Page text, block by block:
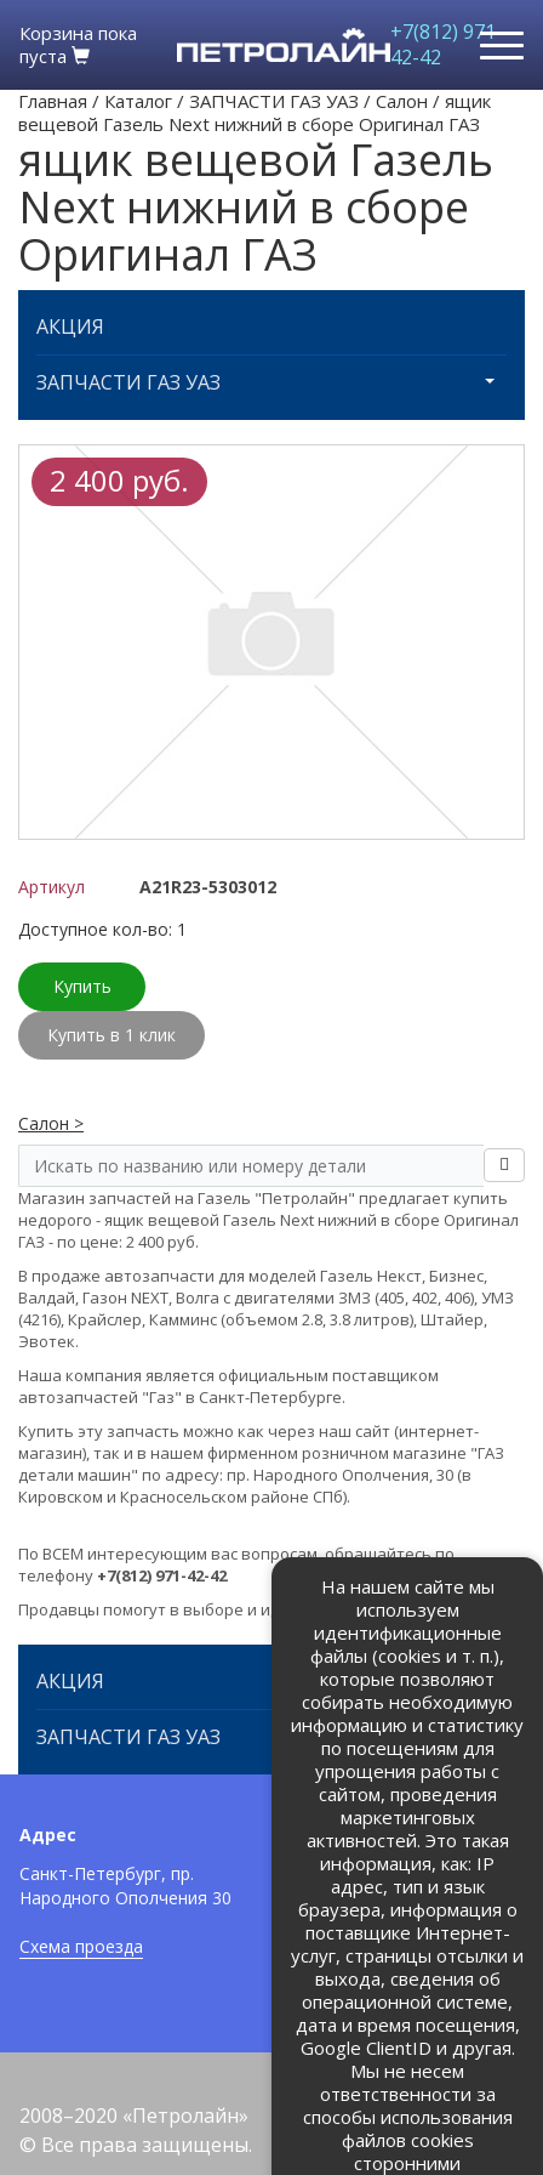
Корзина пока
пуста
+7(812) 971-
42-42
Главная / Каталог / ЗАПЧАСТИ ГАЗ УАЗ / Салон / ящик
вещевой Газель Next нижний в сборе Оригинал ГАЗ
ящик вещевой Газель
Next нижний в сборе
Оригинал ГАЗ
АКЦИЯ
ЗАПЧАСТИ ГАЗ УАЗ
2 400 руб.
Артикул
А21R23-5303012
Доступное кол-во: 1
Купить
Купить в 1 клик
Салон >
Магазин запчастей на Газель "Петролайн" предлагает купить
недорого - ящик вещевой Газель Next нижний в сборе Оригинал
ГАЗ - по цене: 2 400 руб.
В продаже автозапчасти для моделей Газель Некст, Бизнес,
Валдай, Газон NEXT, Волга с двигателями ЗМЗ (405, 402, 406), УМЗ
(4216), Крайслер, Камминс (объемом 2.8, 3.8 литров), Штайер,
Эвотек.
Наша компания является официальным поставщиком
автозапчастей "Газ" в Санкт-Петербурге.
Купить эту запчасть можно как через наш сайт (интернет-
магазин), так и в нашем фирменном розничном магазине "ГАЗ
детали машин" по адресу: пр. Народного Ополчения, 30 (в
Кировском и Красносельском районе СПб).
По ВСЕМ интересующим вас вопросам, обращайтесь по
телефону +7(812) 971-42-42
Продавцы помогут в выборе и идентификации товара.
АКЦИЯ
ЗАПЧАСТИ ГАЗ УАЗ
Адрес
Санкт-Петербург, пр.
Народного Ополчения 30
Схема проезда
Телефоны:
+7 (812) 971-42-42
Политика об обработке и
защите персональных данных
Соглашение на обработку
персональных данных
2008–2020 «Петролайн»
© Все права защищены.
На нашем сайте мы
используем
идентификационные
файлы (cookies и т. п.),
которые позволяют
собирать необходимую
информацию и статистику
по посещениям для
упрощения работы с
сайтом, проведения
маркетинговых
активностей. Это такая
информация, как: IP
адрес, тип и язык
браузера, информация о
поставщике Интернет-
услуг, страницы отсылки и
выхода, сведения об
операционной системе,
дата и время посещения,
Google ClientID и другая.
Мы не несем
ответственности за
способы использования
файлов cookies
сторонними